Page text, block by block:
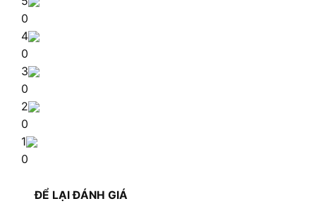
0
4
0
3
0
2
0
1
0
ĐỂ LẠI ĐÁNH GIÁ